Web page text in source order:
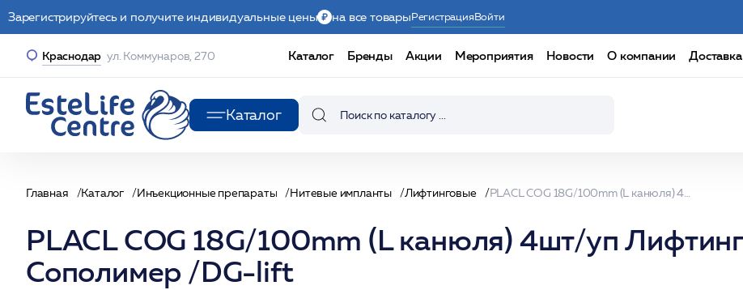
Зарегистрируйтесь и получите индивидуальные цены на все товарыРегистрацияВойти
Краснодар ул. Коммунаров, 270 Каталог Бренды Акции Мероприятия Новости О компании
Каталог
Главная Каталог Инъекционные препараты Нитевые импланты Лифтинговые
PLACL COG 18G/100mm (L канюля) 4шт/уп
Сополимер /DG-lift